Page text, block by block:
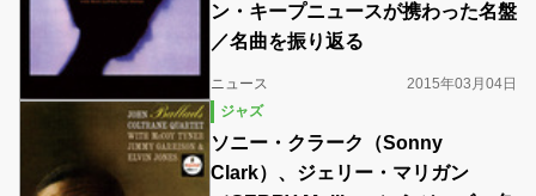
ン・キープニュースが携わった名盤
／名曲を振り返る
ニュース
2015年03月04日
ジャズ
ソニー・クラーク（Sonny
Clark）、ジェリー・マリガン